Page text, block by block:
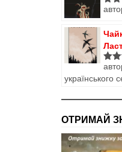
5з
українського
ОТРИМАЙ